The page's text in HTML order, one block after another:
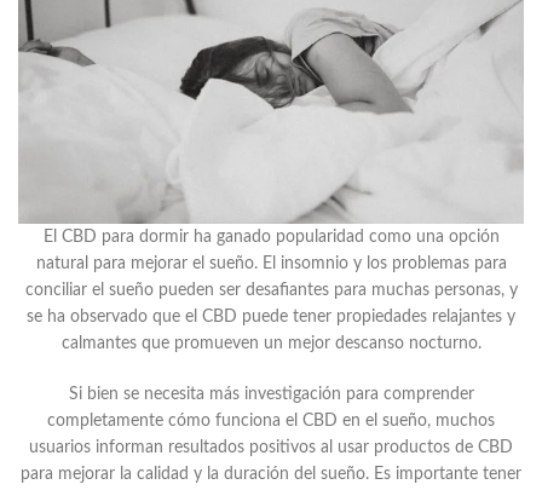
El CBD para dormir ha ganado popularidad como una opción
natural para mejorar el sueño. El insomnio y los problemas para
conciliar el sueño pueden ser desafiantes para muchas personas, y
se ha observado que el CBD puede tener propiedades relajantes y
calmantes que promueven un mejor descanso nocturno.
Si bien se necesita más investigación para comprender
completamente cómo funciona el CBD en el sueño, muchos
usuarios informan resultados positivos al usar productos de CBD
para mejorar la calidad y la duración del sueño. Es importante tener